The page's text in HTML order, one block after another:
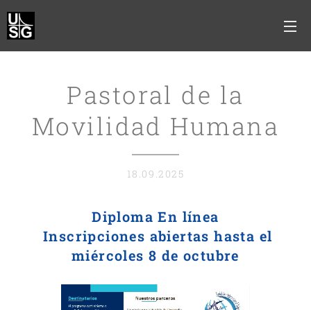
Pastoral de la
Movilidad Humana
18.09.2025
Diploma En línea
Inscripciones abiertas hasta el
miércoles 8 de octubre